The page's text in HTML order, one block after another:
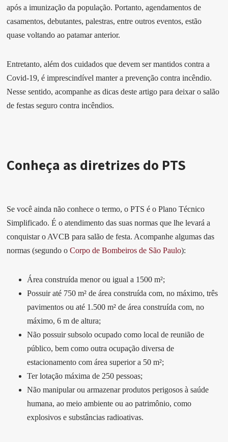
após a imunização da população. Portanto, agendamentos de
casamentos, debutantes, palestras, entre outros eventos, estão
quase voltando ao patamar anterior.
Entretanto, além dos cuidados que devem ser mantidos contra a
Covid-19, é imprescindível manter a prevenção contra incêndio.
Nesse sentido, acompanhe as dicas deste artigo para deixar o salão
de festas seguro contra incêndios.
Conheça as diretrizes do PTS
Se você ainda não conhece o termo, o PTS é o Plano Técnico
Simplificado. É o atendimento das suas normas que lhe levará a
conquistar o AVCB para salão de festa. Acompanhe algumas das
normas (segundo oCorpo de Bombeiros de São Paulo):
Área construída menor ou igual a 1500 m²;
Possuir até 750 m² de área construída com, no máximo, três
pavimentos ou até 1.500 m² de área construída com, no
máximo, 6 m de altura;
Não possuir subsolo ocupado como local de reunião de
público, bem como outra ocupação diversa de
estacionamento com área superior a 50 m²;
Ter lotação máxima de 250 pessoas;
Não manipular ou armazenar produtos perigosos à saúde
humana, ao meio ambiente ou ao patrimônio, como
explosivos e substâncias radioativas.